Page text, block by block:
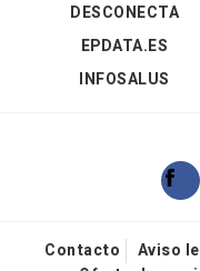
DESCONECTA
EPDATA.ES
INFOSALUS
Contacto Aviso